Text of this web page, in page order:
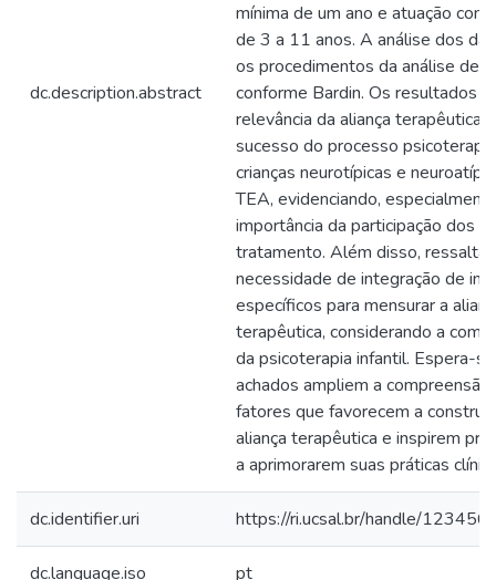
dc.description.abstract
mínima de um ano e atuação com
de 3 a 11 anos. A análise dos
os procedimentos da análise de
conforme Bardin. Os resultados
relevância da aliança terapêutica
sucesso do processo
crianças neurotípicas e
TEA, evidenciando,
importância da participação dos
tratamento. Além disso,
necessidade de integração de
específicos para mensurar a
terapêutica, considerando a
da psicoterapia infantil. Espera-
achados ampliem a
fatores que favorecem a
aliança terapêutica e inspirem
a aprimorarem suas práticas
dc.identifier.uri https://ri.ucsal.br/handle/
dc.language.iso pt